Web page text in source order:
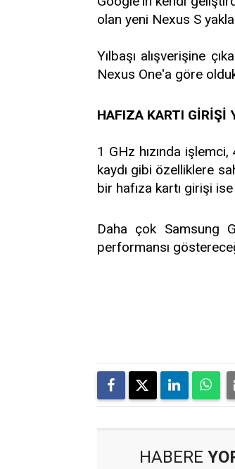
olan yeni Nexus S
Yılbaşı alışverişine
Nexus One'a göre
HAFIZA KARTI GİRİŞİ
1 GHz hızında
kaydı gibi özelliklere
bir hafıza kartı girişi
Daha çok Samsung
performansı
HABERE